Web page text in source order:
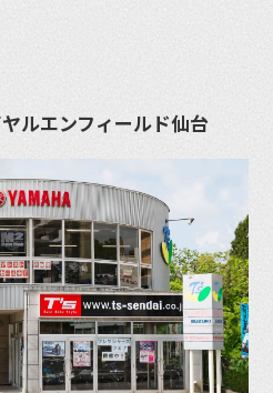
ルエンフィールド仙台